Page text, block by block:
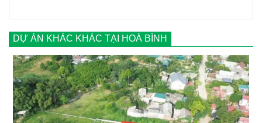
DỰ ÁN KHÁC KHÁC TẠI HOÀ BÌNH